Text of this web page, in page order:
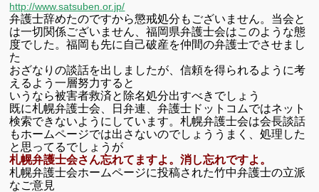
http://www.satsuben.or.jp/
弁護士辞めたのですから懲戒処分もございません。当会と
は一切関係ございません、福岡県弁護士会はこのような態
度でした。福岡も先に自己破産を仲間の弁護士でさせまし
た
おざなりの談話を出しましたが、信頼を得られるように考
えるよう一層努力すると
いうなら被害者救済と除名処分出すべきでしょう
既に札幌弁護士会、日弁連、弁護士ドットコムではネット
検索できないように しています。札幌弁護士会は会長談話
もホームページでは出さないのでしょう うまく、処理した
と思ってるでしょうが
札幌弁護士会さん忘れてますよ。消し忘れですよ。
札幌弁護士会ホームページに投稿された竹中弁護士の立派
なご意見